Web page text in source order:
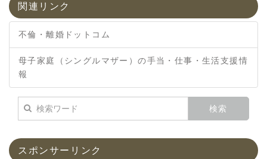
関連リンク
不倫・離婚ドットコム
母子家庭（シングルマザー）の手当・仕事・生活支援情
報
スポンサーリンク